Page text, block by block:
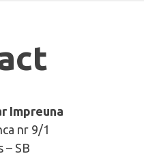
Bărbatul – om al rugăciunii
Calculove
Femeia înțeleaptă
Bărbatul să-și iubească
Impreuna
nr 9/1
– SB